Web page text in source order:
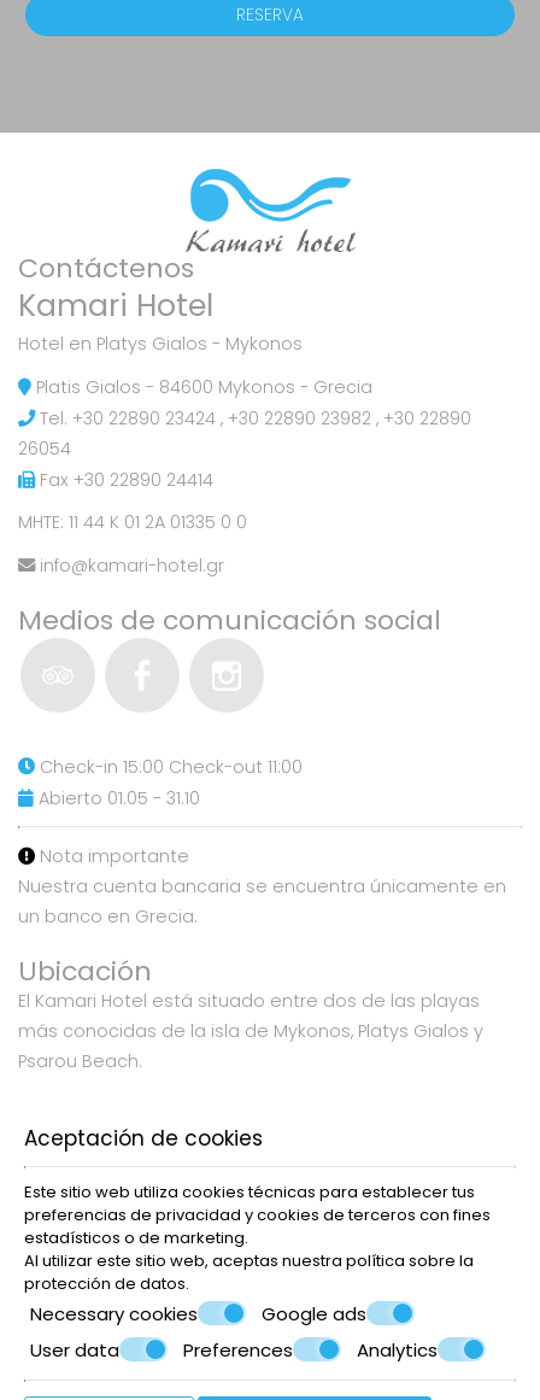
RESERVA
Contáctenos
Kamari Hotel
Hotel en Platys Gialos - Mykonos
Platis Gialos - 84600 Mykonos - Grecia
Tel. +30 22890 23424 , +30 22890 23982 , +30 22890
26054
Fax +30 22890 24414
MHTE: 11 44 K 01 2A 01335 0 0
info@kamari-hotel.gr
Medios de comunicación social
Check-in 15:00 Check-out 11:00
Abierto 01.05 - 31.10
Nota importante
Nuestra cuenta bancaria se encuentra únicamente en
un banco en Grecia.
Ubicación
El Kamari Hotel está situado entre dos de las playas
más conocidas de la isla de Mykonos, Platys Gialos y
Psarou Beach.
Psarou Beach
Mykonos
© Powered by Marinet
︿
Aceptación de cookies
Este sitio web utiliza cookies técnicas para establecer tus
preferencias de privacidad y cookies de terceros con fines
estadísticos o de marketing.
Al utilizar este sitio web, aceptas nuestra política sobre la
protección de datos.
Necessary cookies
Google ads
User data
Preferences Analytics